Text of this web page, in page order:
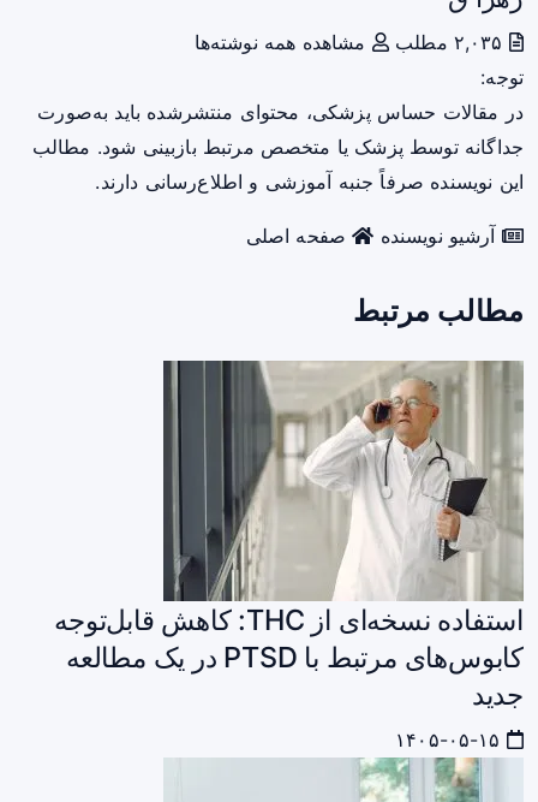
مشاهده همه نوشته‌ها
توجه:
در مقالات حساس پزشکی، محتوای منتشرشده باید به‌صورت
جداگانه توسط پزشک یا متخصص مرتبط بازبینی شود. مطالب
این نویسنده صرفاً جنبه آموزشی و اطلاع‌رسانی دارند.
آرشیو نویسنده صفحه اصلی
مطالب مرتبط
استفاده نسخه‌ای از THC: کاهش قابل‌توجه
کابوس‌های مرتبط با PTSD در یک مطالعه
جدید